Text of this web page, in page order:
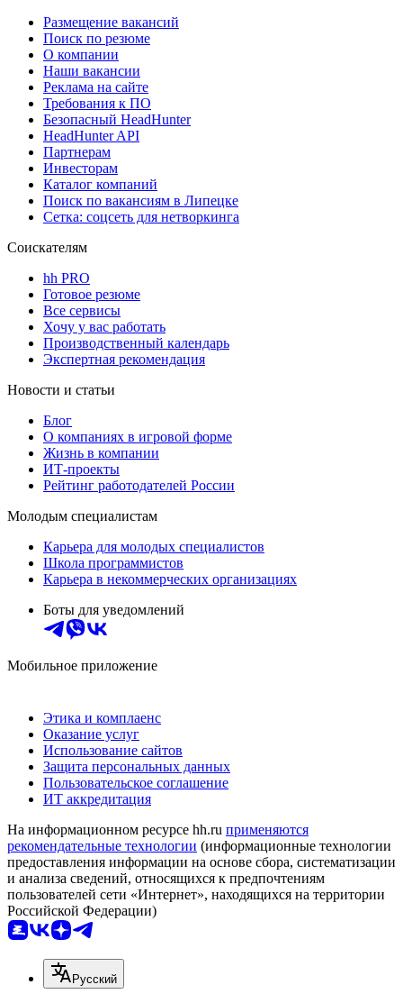
Размещение вакансий
Поиск по резюме
О компании
Наши вакансии
Реклама на сайте
Требования к ПО
Безопасный HeadHunter
HeadHunter API
Партнерам
Инвесторам
Каталог компаний
Поиск по вакансиям в Липецке
Сетка: соцсеть для нетворкинга
Соискателям
hh PRO
Готовое резюме
Все сервисы
Хочу у вас работать
Производственный календарь
Экспертная рекомендация
Новости и статьи
Блог
О компаниях в игровой форме
Жизнь в компании
ИТ-проекты
Рейтинг работодателей России
Молодым специалистам
Карьера для молодых специалистов
Школа программистов
Карьера в некоммерческих организациях
Боты для уведомлений
Мобильное приложение
Этика и комплаенс
Оказание услуг
Использование сайтов
Защита персональных данных
Пользовательское соглашение
ИТ аккредитация
На информационном ресурсе hh.ru применяются
рекомендательные технологии (информационные технологии
предоставления информации на основе сбора, систематизации
и анализа сведений, относящихся к предпочтениям
пользователей сети «Интернет», находящихся на территории
Российской Федерации)
Русский